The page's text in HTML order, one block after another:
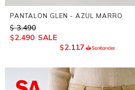
PANTALON GLEN - AZUL MARRO
$ 3.490
$2.490
$2.117